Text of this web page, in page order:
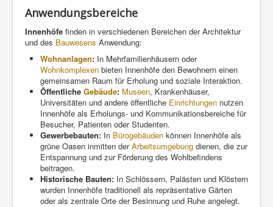
Anwendungsbereiche
Innenhöfe finden in verschiedenen Bereichen der Architektur
und des Bauwesens Anwendung:
Wohnanlagen: In Mehrfamilienhäusern oder
Wohnkomplexen bieten Innenhöfe den Bewohnern einen
gemeinsamen Raum für Erholung und soziale Interaktion.
Öffentliche Gebäude: Museen, Krankenhäuser,
Universitäten und andere öffentliche Einrichtungen nutzen
Innenhöfe als Erholungs- und Kommunikationsbereiche für
Besucher, Patienten oder Studenten.
Gewerbebauten: In Bürogebäuden können Innenhöfe als
grüne Oasen inmitten derArbeitsumgebung dienen, die zur
Entspannung und zur Förderung des Wohlbefindens
beitragen.
Historische Bauten: In Schlössern, Palästen und Klöstern
wurden Innenhöfe traditionell als repräsentative Gärten
oder als zentrale Orte der Besinnung und Ruhe angelegt.